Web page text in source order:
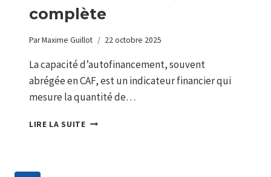
complète
ParMaxime Guillot 22 octobre 2025
La capacité d’autofinancement, souvent
abrégée en CAF, est un indicateur financier qui
mesure la quantité de…
LIRE LA SUITECALCULER